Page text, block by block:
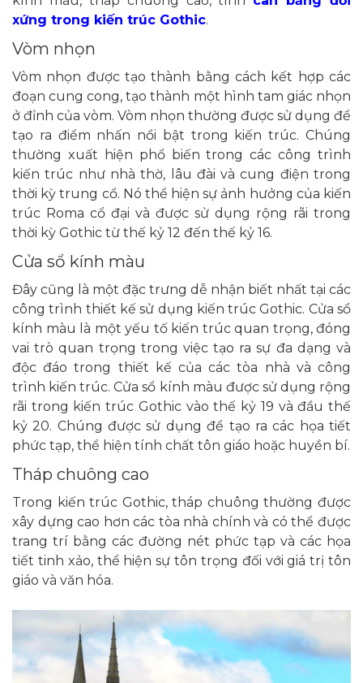
xứng trong kiến trúc Gothic.
Vòm nhọn
Vòm nhọn được tạo thành bằng cách kết hợp các
đoạn cung cong, tạo thành một hình tam giác nhọn
ở đỉnh của vòm. Vòm nhọn thường được sử dụng để
tạo ra điểm nhấn nổi bật trong kiến trúc. Chúng
thường xuất hiện phổ biến trong các công trình
kiến trúc như nhà thờ, lâu đài và cung điện trong
thời kỳ trung cổ. Nó thể hiện sự ảnh hưởng của kiến
trúc Roma cổ đại và được sử dụng rộng rãi trong
thời kỳ Gothic từ thế kỷ 12 đến thế kỷ 16.
Cửa sổ kính màu
Đây cũng là một đặc trưng dễ nhận biết nhất tại các
công trình thiết kế sử dụng kiến trúc Gothic. Cửa sổ
kính màu là một yếu tố kiến trúc quan trọng, đóng
vai trò quan trọng trong việc tạo ra sự đa dạng và
độc đáo trong thiết kế của các tòa nhà và công
trình kiến trúc. Cửa sổ kính màu được sử dụng rộng
rãi trong kiến trúc Gothic vào thế kỷ 19 và đầu thế
kỷ 20. Chúng được sử dụng để tạo ra các họa tiết
phức tạp, thể hiện tính chất tôn giáo hoặc huyền bí.
Tháp chuông cao
Trong kiến trúc Gothic, tháp chuông thường được
xây dựng cao hơn các tòa nhà chính và có thể được
trang trí bằng các đường nét phức tạp và các họa
tiết tinh xảo, thể hiện sự tôn trọng đối với giá trị tôn
giáo và văn hóa.